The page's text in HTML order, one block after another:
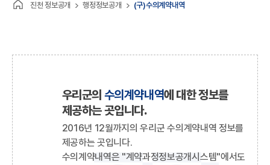
진천 정보공개 행정정보공개 (구)수의계약내역
우리군의 수의계약내역에 대한 정보를
제공하는 곳입니다.
2016년 12월까지의 우리군 수의계약내역 정보를
제공하는 곳입니다.
수의계약내역은 "계약과정정보공개시스템"에서도